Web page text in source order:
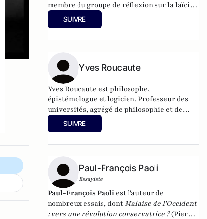
membre du groupe de réflexion sur la laïcité
auprès du Haut conseil à l’intégration.
Dernier ouvrage :
SUIVRE
Yves Roucaute
Yves Roucaute est philosophe,
épistémologue et logicien. Professeur des
universités, agrégé de philosophie et de
sciences politiques, docteur d’État en
science politique, docteur en philosophie
internationales, il a été conseiller dans 4
cabinets ministériels, Président du conseil
scientifique l’Institut National des Hautes
Etudes et de Sécurité, Directeur national de
France Télévision et journaliste.
SUIVRE
Paul-François Paoli
Essayiste
Paul-François Paoli est l'auteur de
nombreux essais, dont Malaise de l'Occident
: vers une révolution conservatrice ?(Pierre-